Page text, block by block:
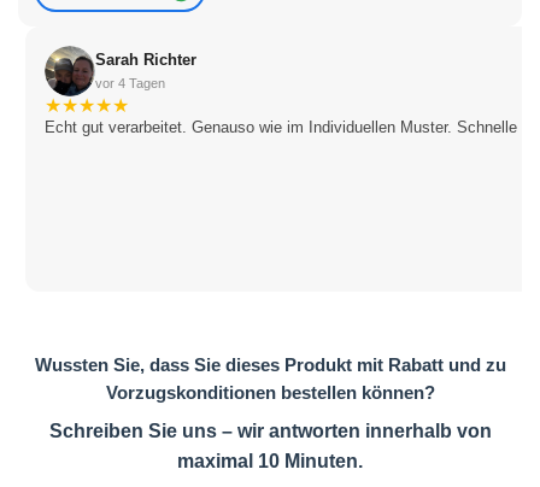
Sarah Richter
vor 4 Tagen
★★★★★
Echt gut verarbeitet. Genauso wie im Individuellen Muster. Schnelle
Wussten Sie, dass Sie dieses Produkt mit Rabatt und zu
Vorzugskonditionen bestellen können?
Schreiben Sie uns – wir antworten innerhalb von
maximal 10 Minuten.